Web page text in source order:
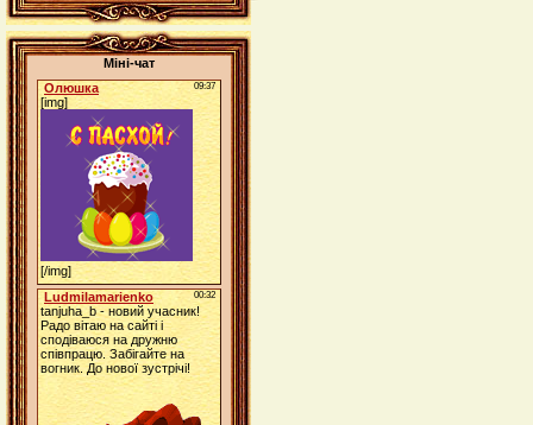
Міні-чат